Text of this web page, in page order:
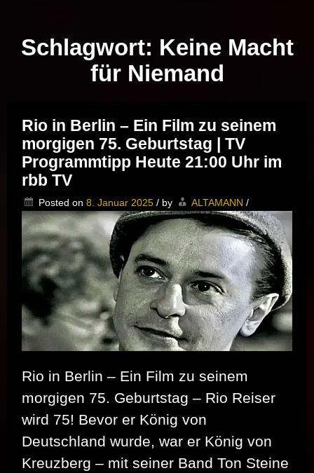
Schlagwort: Keine Macht
für Niemand
Rio in Berlin – Ein Film zu seinem
morgigen 75. Geburtstag | TV
Programmtipp Heute 21:00 Uhr im
rbb TV
Posted on 8. Januar 2025 / by ALTAMANN /
Rio in Berlin – Ein Film zu seinem
morgigen 75. Geburtstag – Rio Reiser
wird 75! Bevor er König von
Deutschland wurde, war er König von
Kreuzberg – mit seiner Band Ton Steine